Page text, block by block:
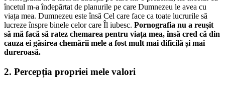
încetul m-a îndepărtat de planurile pe care Dumnezeu le avea cu
viața mea. Dumnezeu este însă Cel care face ca toate lucrurile să
lucreze înspre binele celor care Îl iubesc. Pornografia nu a reușit
să mă facă să ratez chemarea pentru viața mea, însă cred că din
cauza ei găsirea chemării mele a fost mult mai dificilă și mai
dureroasă.
2. Percepția propriei mele valori